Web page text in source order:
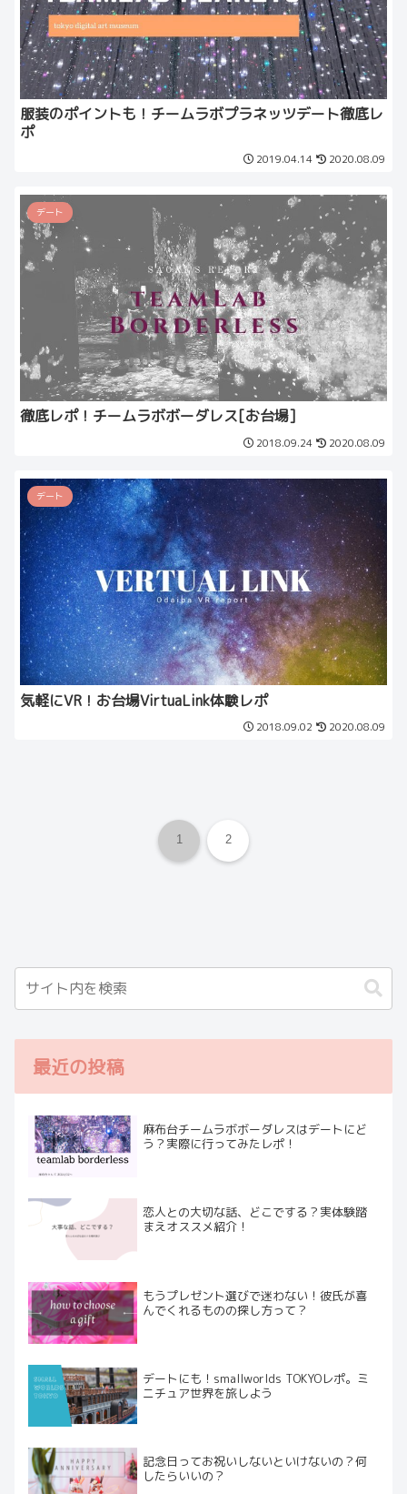
服装のポイントも！チームラボプラネッツデート徹底レ
ポ
2019.04.14 2020.08.09
デート
徹底レポ！チームラボボーダレス[お台場]
2018.09.24 2020.08.09
デート
気軽にVR！お台場VirtuaLink体験レポ
2018.09.02 2020.08.09
1 2
最近の投稿
麻布台チームラボボーダレスはデートにど
う？実際に行ってみたレポ！
恋人との大切な話、どこでする？実体験踏
まえオススメ紹介！
もうプレゼント選びで迷わない！彼氏が喜
んでくれるものの探し方って？
デートにも！smallworlds TOKYOレポ。ミ
ニチュア世界を旅しよう
記念日ってお祝いしないといけないの？何
したらいいの？